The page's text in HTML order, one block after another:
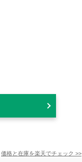
価格と在庫を楽天でチェック >>